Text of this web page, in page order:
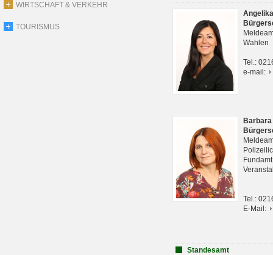
WIRTSCHAFT & VERKEHR
TOURISMUS
Wahlen
Tel.:
e-mail:
Tel.:
E-Mail:
Standesamt